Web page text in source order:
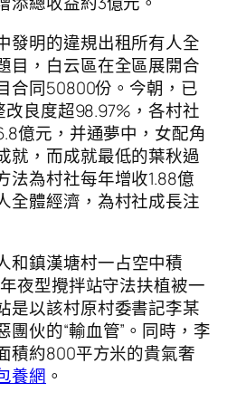
發明的違規出租所有人全
目，白云區在全區展開合
合同50800份。今朝，已
改良度超98.97%，各村社
億元，并通夢中，女配角
就，而成就最低的葉秋過
法為村社每年增收1.88億
全體經濟，為村社成長注
和鎮漢塘村一占空中積
夜型攪拌站守法扶植被一
是以該村原村委書記李某
團伙的“輸血管”。同時，李
積約800平方米的貴氣奢
養網 。